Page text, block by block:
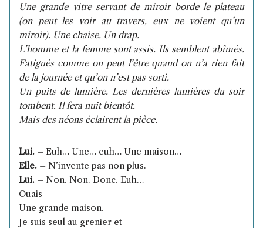
Une grande vitre servant de miroir borde le plateau
(on peut les voir au travers, eux ne voient qu’un
miroir). Une chaise. Un drap.
L’homme et la femme sont assis. Ils semblent abîmés.
Fatigués comme on peut l’être quand on n’a rien fait
de la journée et qu’on n’est pas sorti.
Un puits de lumière. Les dernières lumières du soir
tombent. Il fera nuit bientôt.
Mais des néons éclairent la pièce.
Lui. – Euh… Une… euh… Une maison…
Elle. – N’invente pas non plus.
Lui. – Non. Non. Donc. Euh…
Ouais
Une grande maison.
Je suis seul au grenier et